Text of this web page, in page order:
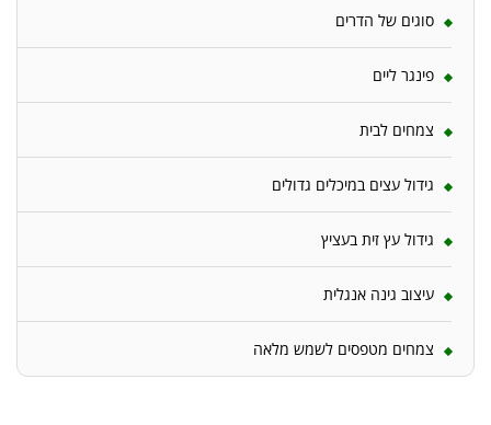
סוגים של הדרים
פינגר ליים
צמחים לבית
גידול עצים במיכלים גדולים
גידול עץ זית בעציץ
עיצוב גינה אנגלית
צמחים מטפסים לשמש מלאה